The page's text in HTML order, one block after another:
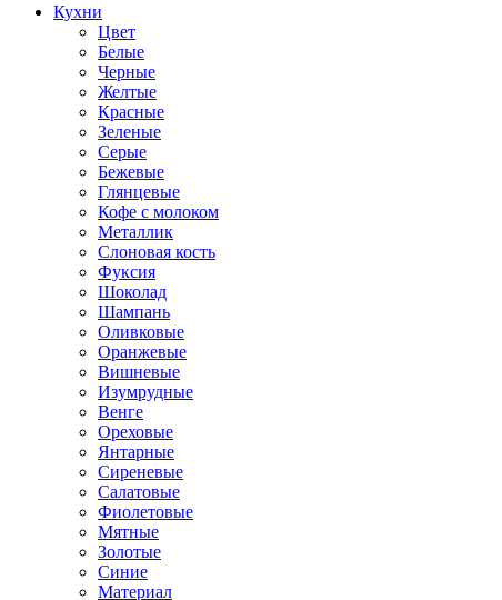
Кухни
Цвет
Белые
Черные
Желтые
Красные
Зеленые
Серые
Бежевые
Глянцевые
Кофе с молоком
Металлик
Слоновая кость
Фуксия
Шоколад
Шампань
Оливковые
Оранжевые
Вишневые
Изумрудные
Венге
Ореховые
Янтарные
Сиреневые
Салатовые
Фиолетовые
Мятные
Золотые
Синие
Материал